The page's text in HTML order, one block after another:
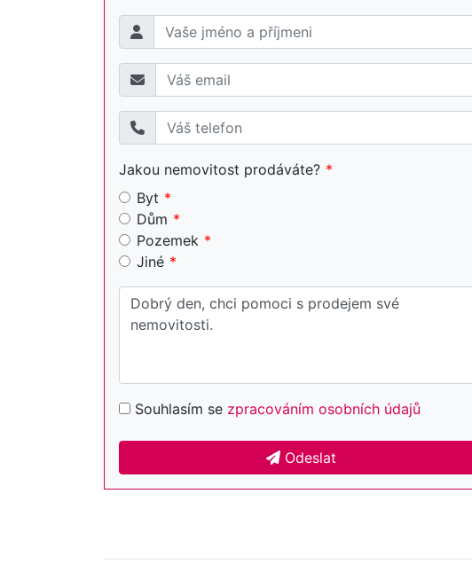
Jakou nemovitost prodáváte?
Byt
Dům
Pozemek
Jiné
Souhlasím se zpracováním osobních údajů
Odeslat